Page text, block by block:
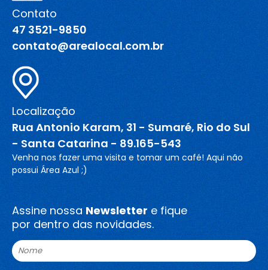
Blog
Canal de comunicação
Trabalhe Conosco
Contato
47 3521-9850
contato@arealocal.com.br
Localização
Rua Antonio Karam, 31 - Sumaré, Rio do Sul
- Santa Catarina - 89.165-543
Venha nos fazer uma visita e tomar um café! Aqui não
possui Área Azul ;)
Assine nossa Newsletter e fique
por dentro das novidades.